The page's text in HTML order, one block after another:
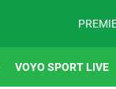
VOYO SPORT LIVE